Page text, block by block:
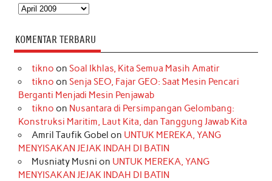
Arsip
KOMENTAR TERBARU
tikno on Soal Ikhlas, Kita Semua Masih Amatir
tikno on Senja SEO, Fajar GEO: Saat Mesin Pencari
Berganti Menjadi Mesin Penjawab
tikno on Nusantara di Persimpangan Gelombang:
Konstruksi Maritim, Laut Kita, dan Tanggung Jawab Kita
Amril Taufik Gobel on UNTUK MEREKA, YANG
MENYISAKAN JEJAK INDAH DI BATIN
Musniaty Musni on UNTUK MEREKA, YANG
MENYISAKAN JEJAK INDAH DI BATIN